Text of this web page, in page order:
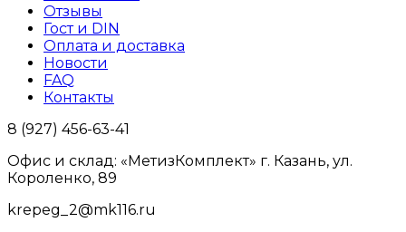
Отзывы
Гост и DIN
Оплата и доставка
Новости
FAQ
Контакты
8 (927) 456-63-41
Офис и склад: «МетизКомплект» г. Казань, ул.
Короленко, 89
krepeg_2@mk116.ru